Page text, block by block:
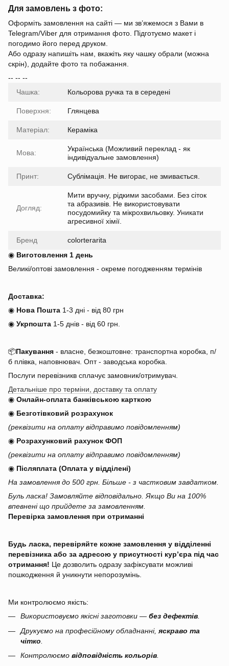
Для замовлень з фото:
Оформіть замовлення на сайті — ми зв’яжемося з Вами в
Telegram/Viber для отримання фото. Підготуємо макет і
погодимо його перед друком.
Або одразу напишіть нам, вкажіть яку чашку обрали (можна
скрін), додайте фото та побажання.
-- -- --
Чашка:
Кольорова ручка та в середені
Поверхня: Глянцева
Матеріал: Кераміка
Мова:
Українська (Можливий переклад - як
індивідуальне замовлення)
Принт: Сублімація. Не вигорає, не змивається.
Догляд:
Мити вручну, рідкими засобами. Без сіток
та абразивів. Не використовувати
посудомийку та мікрохвильовку. Уникати
агресивної хімії.
Бренд
colorterarita
◉ Виготовлення 1 день
Великі/оптові замовлення - окреме погодженням термінів
Доставка:
◉ Нова Пошта 1-3 дні - від 80 грн
◉ Укрпошта 1-5 днів - від 60 грн.
📦Пакування - власне, безкоштовне: транспортна коробка, п/
б плівка, наповнювач. Опт - заводська коробка.
Послуги перевізникв сплачує замовник/отримувач.
Детальніше про терміни, доставку та оплату
◉ Онлайн-оплата банківською карткою
◉ Безготівковий розрахунок
(реквізити на оплату відправимо повідомленням)
◉ Розрахунковий рахунок ФОП
(реквізити на оплату відправимо повідомленням)
◉ Післяплата (Оплата у відділені)
На замовлення до 500 грн. Більше - з частковим завдатком.
Буль ласка! Замовляйте відповідально. Якщо Ви на 100%
впевнені що прийдете за замовленням.
Перевірка замовлення при отриманні
Будь ласка, перевіряйте кожне замовлення у відділенні
перевізника або за адресою у присутності кур’єра під час
отримання! Це дозволить одразу зафіксувати можливі
пошкодження й уникнути непорозумінь.
Ми контролюємо якість:
Використовуємо якісні заготовки — без дефектів
Друкуємо на професійному обладнанні, яскраво та
чітко
Контролюємо відповідність кольорів